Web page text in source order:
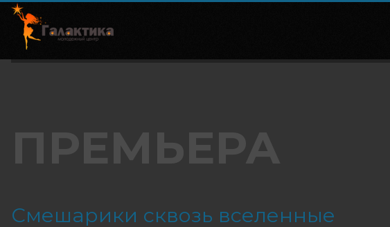
ПРЕМЬЕРА
Смешарики сквозь вселенные